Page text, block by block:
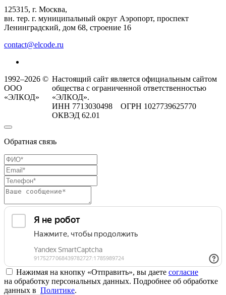
125315, г. Москва,
вн. тер. г. муниципальный округ Аэропорт, проспект
Ленинградский, дом 68, строение 16
contact@elcode.ru
1992–2026 ©
ООО
«ЭЛКОД»
Настоящий сайт является официальным сайтом
общества с ограниченной ответственностью
«ЭЛКОД».
ИНН 7713030498 ОГРН 1027739625770
ОКВЭД 62.01
Обратная связь
Нажимая на кнопку «Отправить», вы даете согласие
на обработку персональных данных. Подробнее об обработке
данных в Политике.